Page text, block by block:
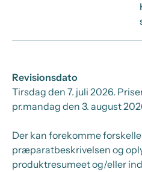
Revisionsdato
Tirsdag den 7. juli 2026.
pr.mandag den 3. august
Der kan forekomme
præparatbeskrivelsen og
produktresumeet og/eller